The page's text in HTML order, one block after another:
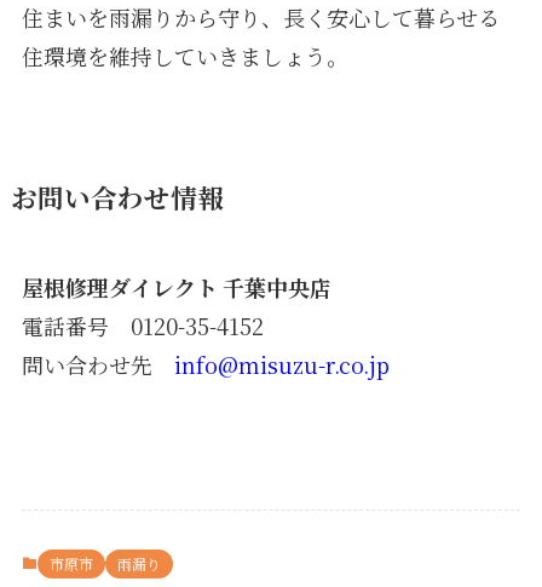
住まいを雨漏りから守り、長く安心して暮らせる
住環境を維持していきましょう。
お問い合わせ情報
屋根修理ダイレクト 千葉中央店
電話番号 0120-35-4152
問い合わせ先 info@misuzu-r.co.jp
市原市 雨漏り